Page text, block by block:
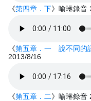
《第四章．下》喻琳錄音
《第五章．一 說不同的
2013/8/16
《第五章．二》喻琳錄音